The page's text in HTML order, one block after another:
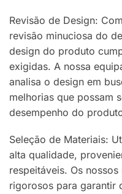
Revisão de Design:
revisão minuciosa do
design do produto
exigidas. A nossa
analisa o design em
melhorias que possam
desempenho do
Seleção de Materiais:
alta qualidade,
respeitáveis. Os
rigorosos para garantir